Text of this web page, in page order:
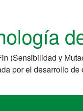
(Sensibilidad y
por el desarrollo